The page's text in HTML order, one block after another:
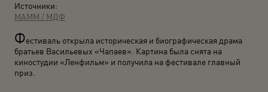
Источники:
МАММ / МДФ
Фестиваль открыла историческая и биографическая драма
братьев Васильевых «Чапаев». Картина была снята на
киностудии «Ленфильм» и получила на фестивале главный
приз.